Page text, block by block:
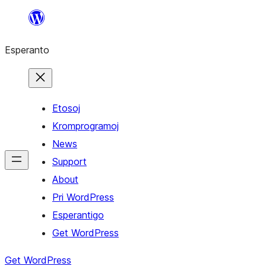
al
enhavo
Esperanto
Etosoj
Kromprogramoj
News
Support
About
Pri WordPress
Esperantigo
Get WordPress
Get WordPress